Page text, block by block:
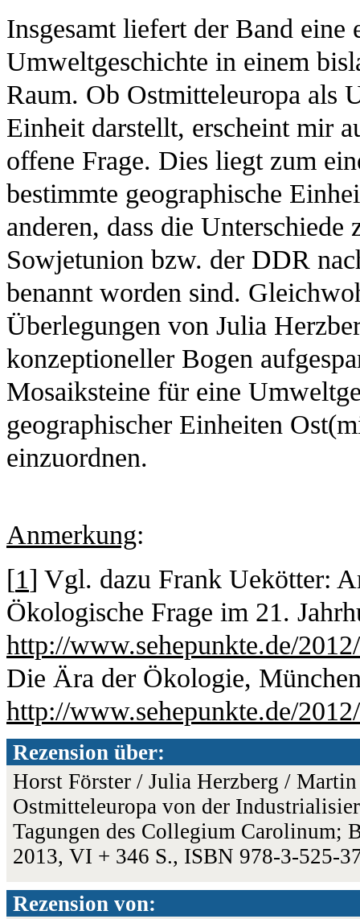
Insgesamt liefert der Band eine
Umweltgeschichte in einem
Raum. Ob Ostmitteleuropa als
Einheit darstellt, erscheint mir
offene Frage. Dies liegt zum
bestimmte geographische
anderen, dass die
Sowjetunion bzw. der DDR
benannt worden sind.
Überlegungen von Julia
konzeptioneller Bogen
Mosaiksteine für eine
geographischer Einheiten
einzuordnen.
Anmerkung:
[1] Vgl. dazu Frank Uekötter:
Ökologische Frage im 21.
http://www.sehepunkte.de/
Die Ära der Ökologie,
http://www.sehepunkte.de/
Rezension über:
Horst Förster / Julia Herzberg /
Ostmitteleuropa von der
Tagungen des Collegium Carolinum;
2013, VI + 346 S., ISBN 978-3-525-
Rezension von: